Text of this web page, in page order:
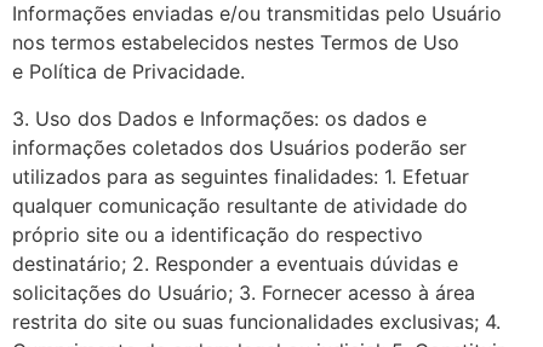
Informações enviadas e/ou transmitidas pelo Usuário
nos termos estabelecidos nestes Termos de Uso
e Política de Privacidade.
3. Uso dos Dados e Informações: os dados e
informações coletados dos Usuários poderão ser
utilizados para as seguintes finalidades: 1. Efetuar
qualquer comunicação resultante de atividade do
próprio site ou a identificação do respectivo
destinatário; 2. Responder a eventuais dúvidas e
solicitações do Usuário; 3. Fornecer acesso à área
restrita do site ou suas funcionalidades exclusivas; 4.